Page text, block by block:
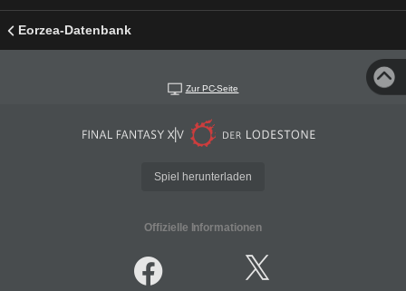
Eorzea-Datenbank
Zur PC-Seite
Spiel herunterladen
Offizielle Informationen